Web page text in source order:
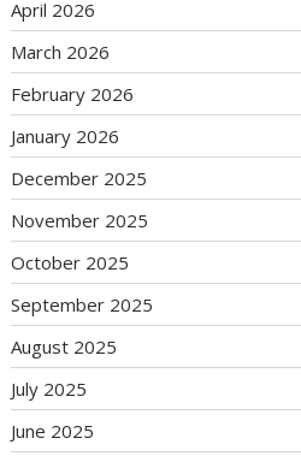
April 2026
March 2026
February 2026
January 2026
December 2025
November 2025
October 2025
September 2025
August 2025
July 2025
June 2025